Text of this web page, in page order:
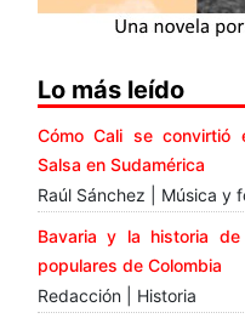
Lo más leído
Cómo Cali se
Salsa en Sudamérica
Raúl Sánchez | Música y
Bavaria y la historia
populares de Colombia
Redacción | Historia